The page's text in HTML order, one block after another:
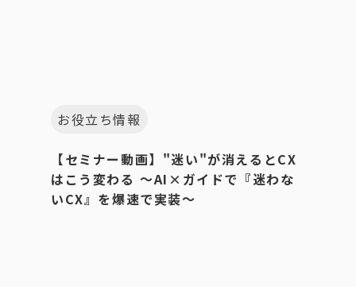
お役立ち情報
【セミナー動画】"迷い"が消えるとCX
はこう変わる 〜AI×ガイドで『迷わな
いCX』を爆速で実装〜